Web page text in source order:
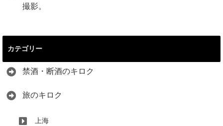
撮影。
カテゴリー
禁酒・断酒のキロク
旅のキロク
上海